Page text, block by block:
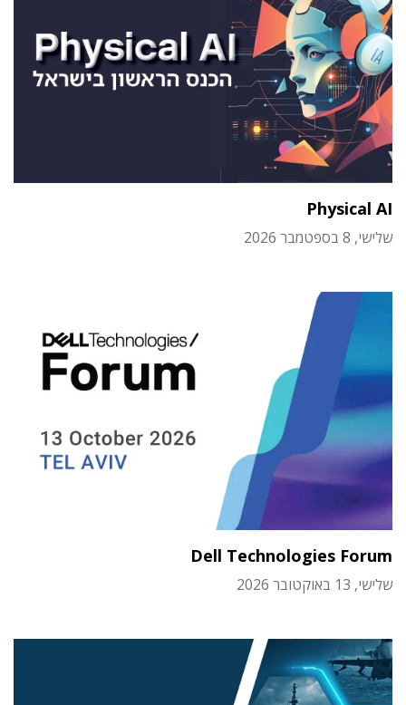
Physical AI
שלישי, 8 בספטמבר 2026
Dell Technologies Forum
שלישי, 13 באוקטובר 2026